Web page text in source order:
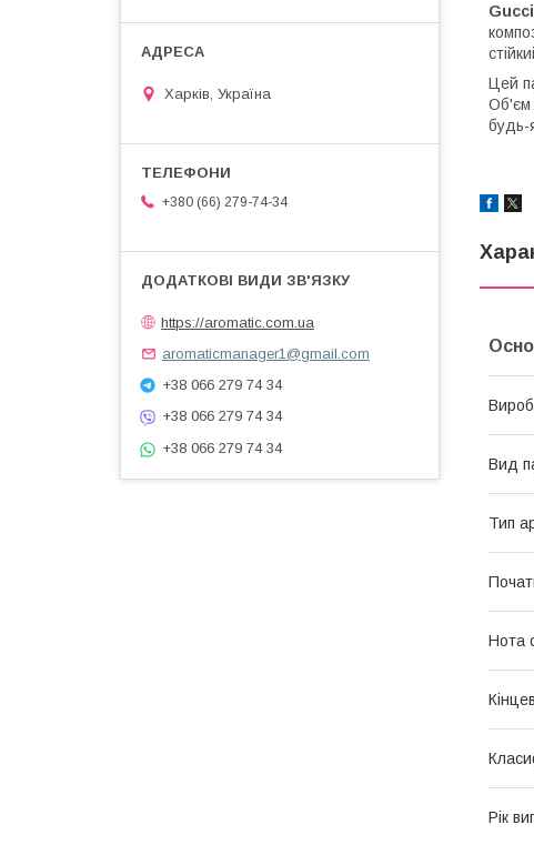
Цей
Об'єм
будь-
Вид
Тип
Нота
Рік
Харків, Україна
+380 (66) 279-74-34
https://aromatic.com.ua
aromaticmanager1@gmail.com
+38 066 279 74 34
+38 066 279 74 34
+38 066 279 74 34